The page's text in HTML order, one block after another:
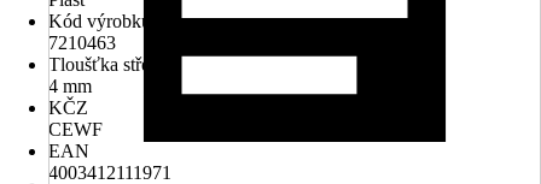
Kód výrobku
7210463
Tloušťka střechy
4 mm
KČZ
CEWF
EAN
4003412111971